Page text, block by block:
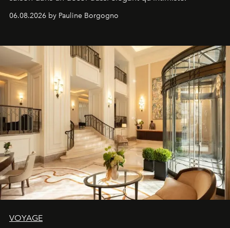
06.08.2026 by Pauline Borgogno
VOYAGE